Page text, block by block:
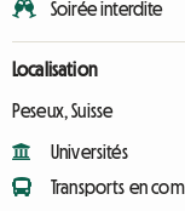
Soirée interdite
Localisation
Peseux, Suisse
Universités
Transports en